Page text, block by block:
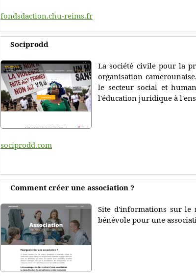
fondsdaction.chu-reims.fr
Sociprodd
La société civile pour la
organisation
le secteur social et
l'éducation juridique à
sociprodd.com
Comment créer une association ?
Site d'informations sur le
bénévole pour une